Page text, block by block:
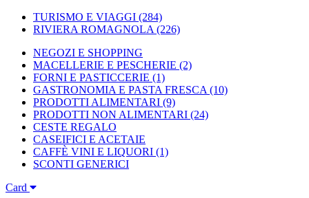
TURISMO E VIAGGI (284)
RIVIERA ROMAGNOLA (226)
NEGOZI E SHOPPING
MACELLERIE E PESCHERIE (2)
FORNI E PASTICCERIE (1)
GASTRONOMIA E PASTA FRESCA (10)
PRODOTTI ALIMENTARI (9)
PRODOTTI NON ALIMENTARI (24)
CESTE REGALO
CASEIFICI E ACETAIE
CAFFÈ VINI E LIQUORI (1)
SCONTI GENERICI
Card